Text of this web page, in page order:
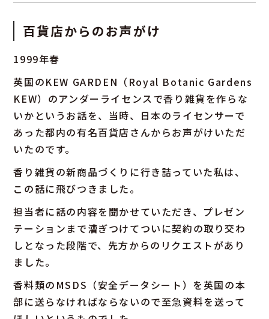
百貨店からのお声がけ
1999年春
英国のKEW GARDEN（Royal Botanic Gardens
KEW）のアンダーライセンスで香り雑貨を作らな
いかというお話を、当時、日本のライセンサーで
あった都内の有名百貨店さんからお声がけいただ
いたのです。
香り雑貨の新商品づくりに行き詰っていた私は、
この話に飛びつきました。
担当者に話の内容を聞かせていただき、プレゼン
テーションまで漕ぎつけてついに契約の取り交わ
しとなった段階で、先方からのリクエストがあり
ました。
香料類のMSDS（安全データシート）を英国の本
部に送らなければならないので至急資料を送って